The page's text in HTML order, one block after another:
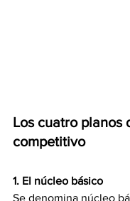
Los cuatro planos
competitivo
1. El núcleo básico
Se denomina núcleo